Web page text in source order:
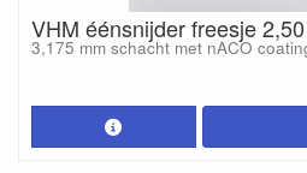
VHM éénsnijder freesje
3,175 mm schacht met nACO